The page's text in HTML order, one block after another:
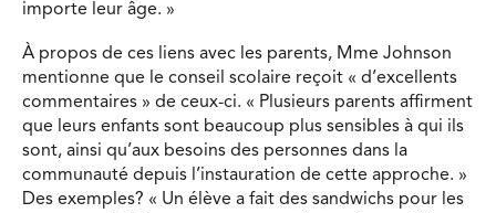
importe leur âge. »
À propos de ces liens avec les parents, Mme Johnson
mentionne que le conseil scolaire reçoit « d’excellents
commentaires » de ceux-ci. « Plusieurs parents affirment
que leurs enfants sont beaucoup plus sensibles à qui ils
sont, ainsi qu’aux besoins des personnes dans la
communauté depuis l’instauration de cette approche. »
Des exemples? « Un élève a fait des sandwichs pour les